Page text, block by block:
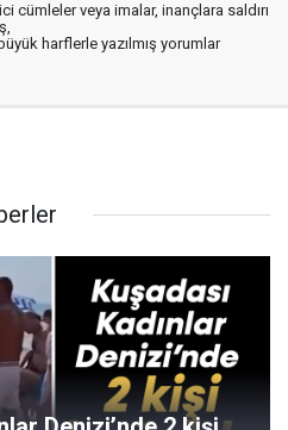
cümleler veya imalar, inançlara saldırı
harflerle yazılmış yorumlar